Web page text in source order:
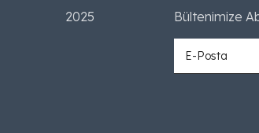
2025 Bültenimize